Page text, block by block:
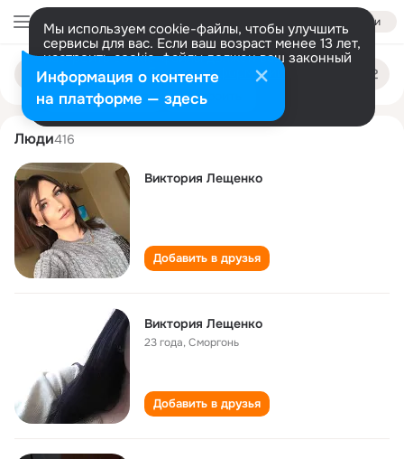
Войти
Мы используем cookie-файлы, чтобы улучшить
сервисы для вас. Если ваш возраст менее 13 лет,
настроить cookie-файлы должен ваш законный
представитель. Больше информации
Разрешить все Настроить
Поиск
людям
viktoriya leschenko
Люди416
Виктория Лещенко
Добавить в друзья
Виктория Лещенко
23 года,Сморгонь
Добавить в друзья
Информация о контенте
на платформе — здесь